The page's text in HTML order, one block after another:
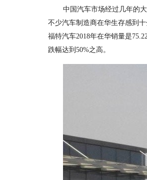
中国汽车市场经过几年的
不少汽车制造商在华生存感到
福特汽车2018年在华销量是
跌幅达到50%之高。